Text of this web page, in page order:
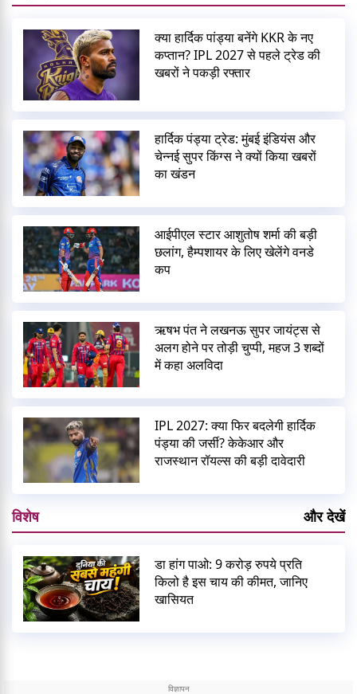
क्या हार्दिक पांड्या बनेंगे KKR के नए
कप्तान? IPL 2027 से पहले ट्रेड की
खबरों ने पकड़ी रफ्तार
हार्दिक पंड्या ट्रेड: मुंबई इंडियंस और
चेन्नई सुपर किंग्स ने क्यों किया खबरों
का खंडन
आईपीएल स्टार आशुतोष शर्मा की बड़ी
छलांग, हैम्पशायर के लिए खेलेंगे वनडे
कप
ऋषभ पंत ने लखनऊ सुपर जायंट्स से
अलग होने पर तोड़ी चुप्पी, महज 3 शब्दों
में कहा अलविदा
IPL 2027: क्या फिर बदलेगी हार्दिक
पंड्या की जर्सी? केकेआर और
राजस्थान रॉयल्स की बड़ी दावेदारी
विशेष और देखें
डा हांग पाओ: 9 करोड़ रुपये प्रति
किलो है इस चाय की कीमत, जानिए
खासियत